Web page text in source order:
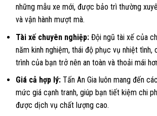
những mẫu xe mới, được bảo trì thường
và vận hành mượt mà.
Tài xế chuyên nghiệp:Đội ngũ tài xế của
năm kinh nghiệm, thái độ phục vụ nhiệt tình,
trình của bạn trở nên an toàn và thoải mái
Giá cả hợp lý:Tấn An Gia luôn mang đến
mức giá cạnh tranh, giúp bạn tiết kiệm chi
được dịch vụ chất lượng cao.